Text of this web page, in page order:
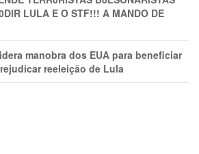
LULA E O STF!!! A MANDO DE
manobra dos EUA para beneficiar
reeleição de Lula